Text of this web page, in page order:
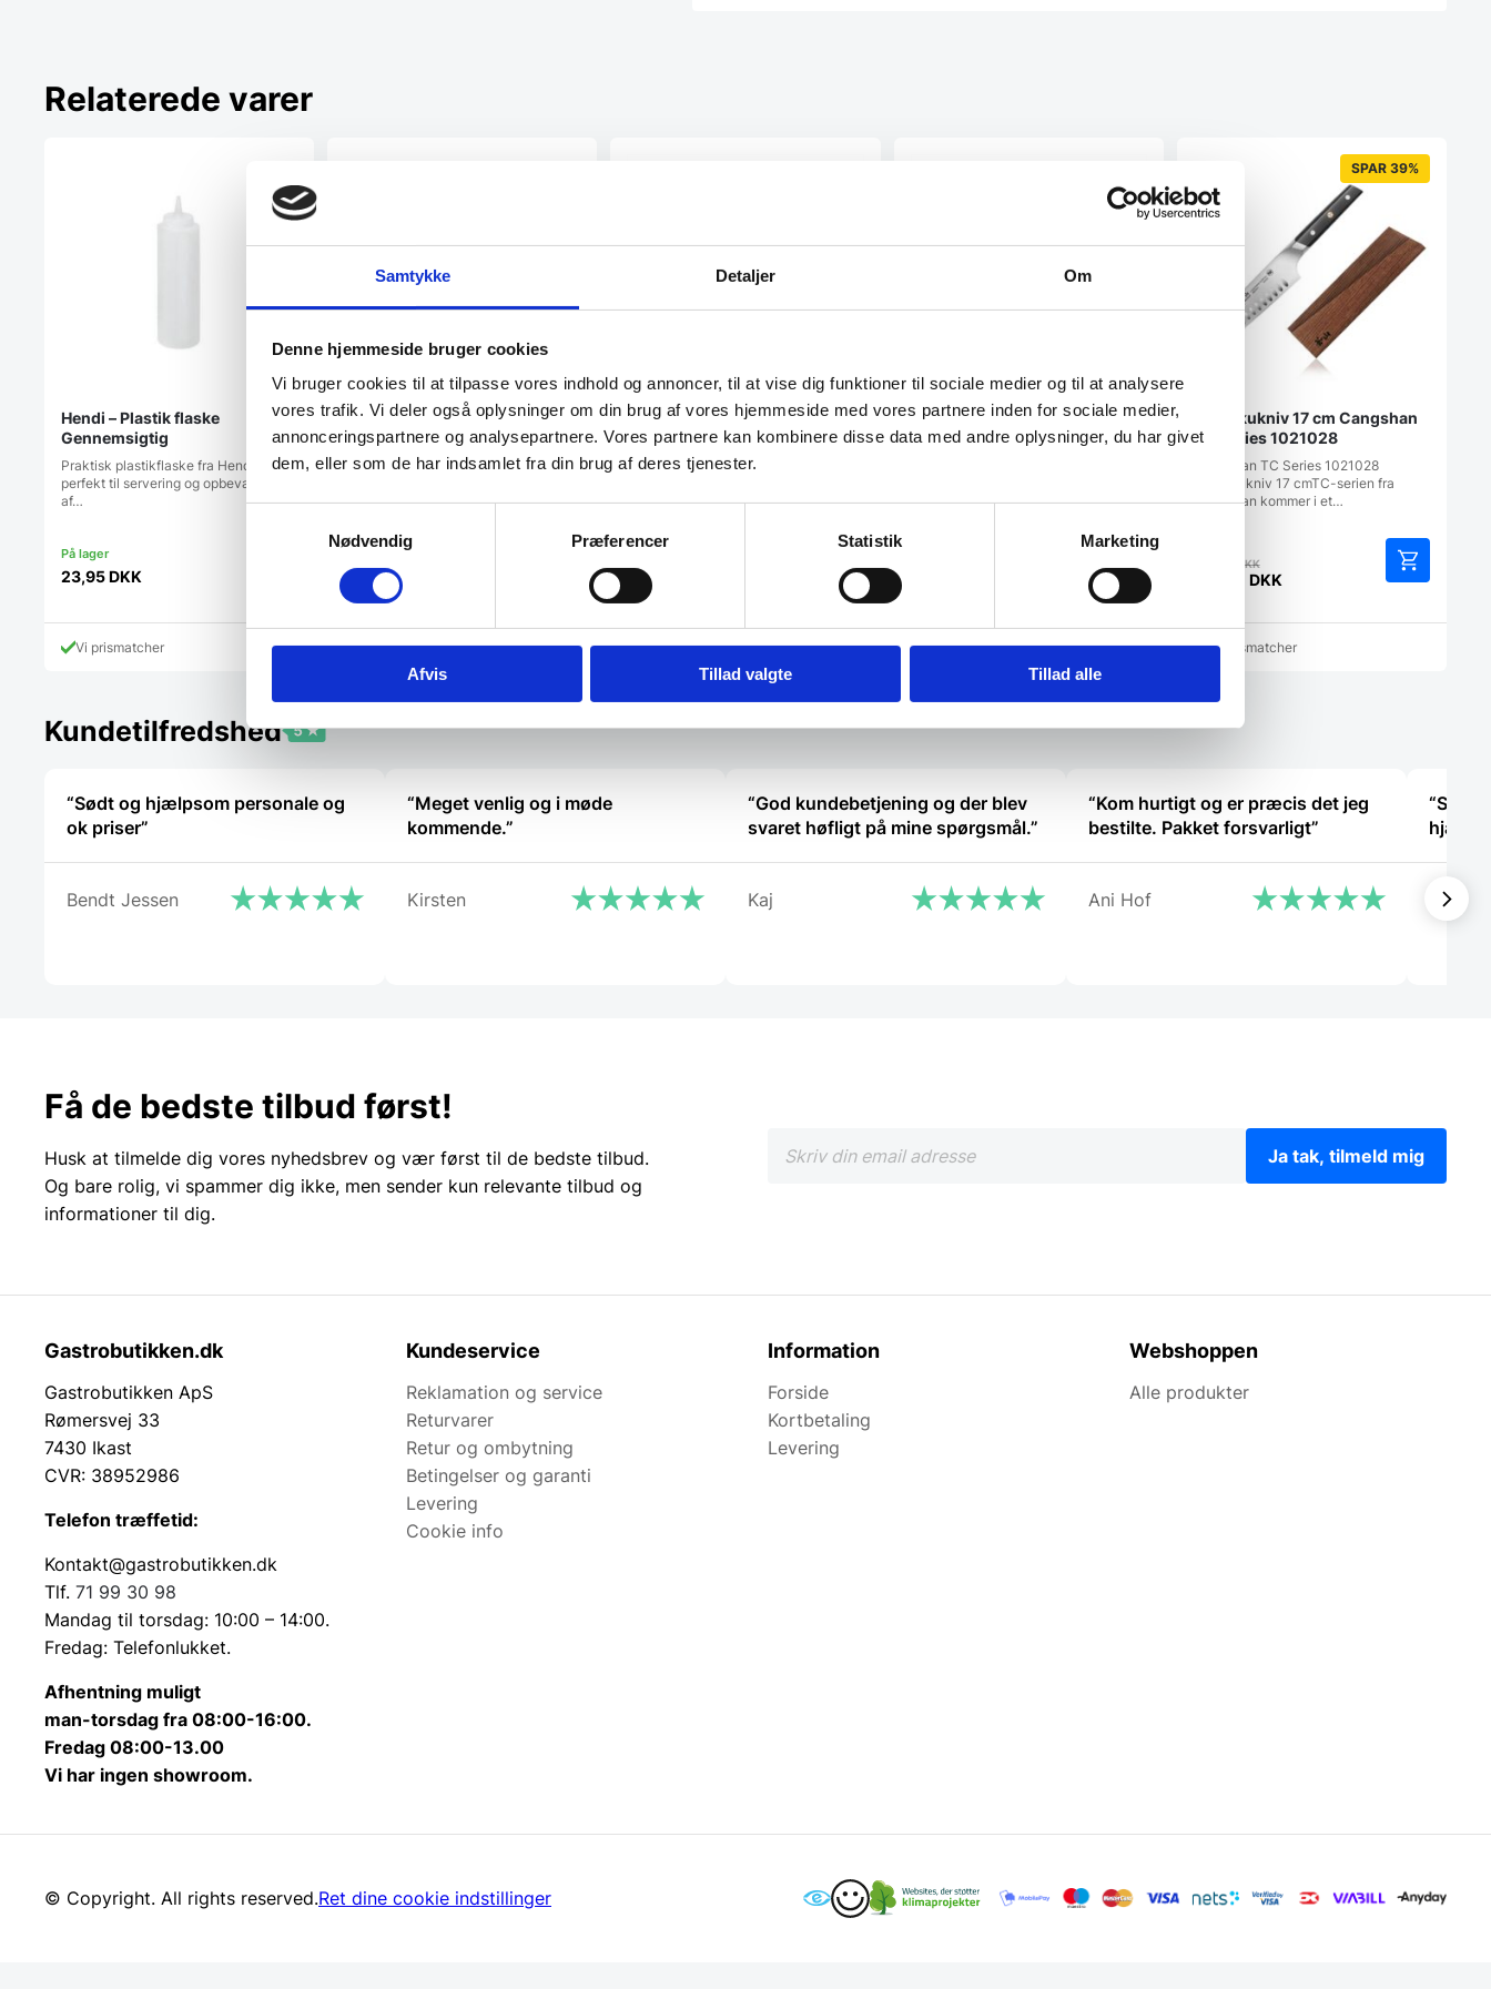
Samtykke Detaljer Om
Denne hjemmeside bruger cookies
Vi bruger cookies til at tilpasse vores indhold og annoncer, til at vise dig funktioner til sociale medier og til at analysere
vores trafik. Vi deler også oplysninger om din brug af vores hjemmeside med vores partnere inden for sociale medier,
annonceringspartnere og analysepartnere. Vores partnere kan kombinere disse data med andre oplysninger, du har givet
dem, eller som de har indsamlet fra din brug af deres tjenester.
Nødvendig
Præferencer Statistik Marketing
Afvis Tillad valgte Tillad alle
Relaterede varer
Hendi – Plastik flaske
Gennemsigtig
Praktisk plastikflaske fra Hendi,
perfekt til servering og opbevaring
af…
23,95DKK
Vi prismatcher
damaskus kokkekniv, Risvig
2.372,50
Vi prismatcher
Miyabi Gyutoh 20 cm kniv,
Damask design, 133 lag stål
Miyabi giver dig det perfekte snit.
primært…
3.399,00
Vi prismatcher
Miyabi Brødkniv 23 cm kniv,
Damask design, 133 lag stål
knivtype i…
Vi prismatcher
SPAR 39%
Santokukniv 17 cm Cangshan
TC Series 1021028
Cangshan TC Series 1021028
Santokukniv 17 cmTC-serien fra
Cangshan kommer i et…
DKKDen
oprindelige
var:
799,00 DKK.
DKK
aktuelle
Vi prismatcher
Kundetilfredshed
“Sødt og hjælpsom personale og
ok priser”
Bendt Jessen
“Meget venlig og i møde
kommende.”
Kirsten
“God kundebetjening og der blev
svaret høfligt på mine spørgsmål.”
Kaj
“Kom hurtigt og er præcis det jeg
bestilte. Pakket forsvarligt”
Ani Hof
“Sød
Få de bedste tilbud først!
Husk at tilmelde dig vores nyhedsbrev og vær først til de bedste tilbud.
Og bare rolig, vi spammer dig ikke, men sender kun relevante tilbud og
informationer til dig.
Ja tak, tilmeld mig
Gastrobutikken.dk
Gastrobutikken ApS
Rømersvej 33
7430 Ikast
CVR: 38952986
Telefon træffetid:
Kontakt@gastrobutikken.dk
Tlf. 71 99 30 98
Mandag til torsdag: 10:00 – 14:00.
Fredag: Telefonlukket.
Afhentning muligt
man-torsdag fra 08:00-16:00.
Fredag 08:00-13.00
Vi har ingen showroom.
Kundeservice
Reklamation og service
Returvarer
Retur og ombytning
Betingelser og garanti
Levering
Cookie info
Information
Forside
Kortbetaling
Levering
Webshoppen
Alle produkter
© Copyright. All rights reserved.Ret dine cookie indstillinger